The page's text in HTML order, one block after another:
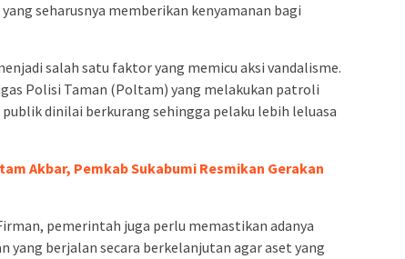
seharusnya memberikan kenyamanan bagi
salah satu faktor yang memicu aksi vandalisme.
Polisi Taman (Poltam) yang melakukan patroli
dinilai berkurang sehingga pelaku lebih leluasa
Akbar, Pemkab Sukabumi Resmikan Gerakan
pemerintah juga perlu memastikan adanya
yang berjalan secara berkelanjutan agar aset yang